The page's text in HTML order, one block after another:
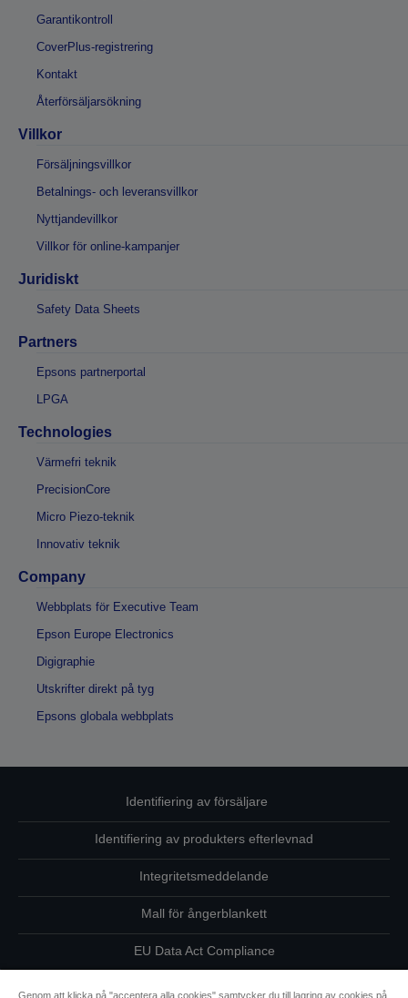
Garantikontroll
CoverPlus-registrering
Kontakt
Återförsäljarsökning
Villkor
Försäljningsvillkor
Betalnings- och leveransvillkor
Nyttjandevillkor
Villkor för online-kampanjer
Juridiskt
Safety Data Sheets
Partners
Epsons partnerportal
LPGA
Technologies
Värmefri teknik
PrecisionCore
Micro Piezo-teknik
Innovativ teknik
Company
Webbplats för Executive Team
Epson Europe Electronics
Digigraphie
Utskrifter direkt på tyg
Epsons globala webbplats
Identifiering av försäljare
Identifiering av produkters efterlevnad
Integritetsmeddelande
Mall för ångerblankett
EU Data Act Compliance
Kontakta oss angående dina uppgifter
Genom att klicka på "acceptera alla cookies" samtycker du till lagring av cookies på